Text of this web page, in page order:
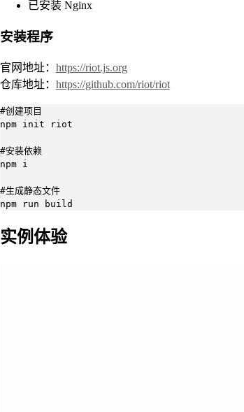
已安装 Nginx
安装程序
官网地址： https://riot.js.org
仓库地址： https://github.com/riot/riot
#创建项目
npm init riot
#安装依赖
npm i
#生成静态文件
npm run build
实例体验